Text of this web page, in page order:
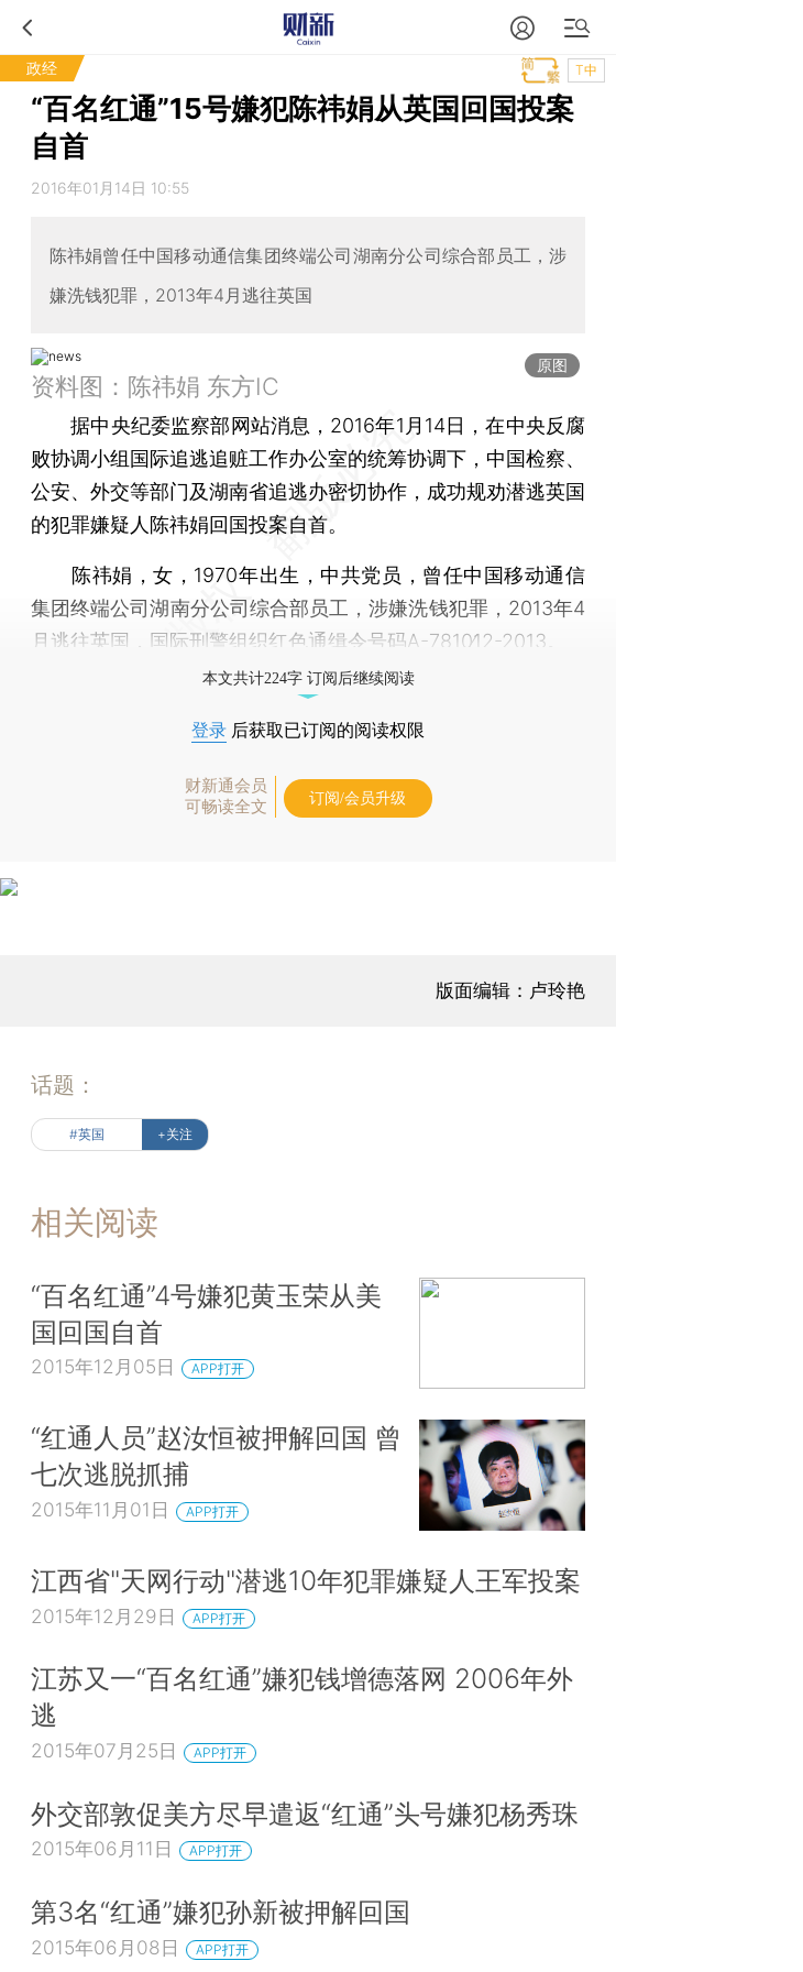
政经 T中
“百名红通”15号嫌犯陈祎娟从英国回国投案
自首
2016年01月14日 10:55
陈祎娟曾任中国移动通信集团终端公司湖南分公司综合部员工，涉
嫌洗钱犯罪，2013年4月逃往英国
原图
资料图：陈祎娟 东方IC
据中央纪委监察部网站消息，2016年1月14日，在中央反腐
败协调小组国际追逃追赃工作办公室的统筹协调下，中国检察、
公安、外交等部门及湖南省追逃办密切协作，成功规劝潜逃英国
的犯罪嫌疑人陈祎娟回国投案自首。
陈祎娟，女，1970年出生，中共党员，曾任中国移动通信
集团终端公司湖南分公司综合部员工，涉嫌洗钱犯罪，2013年4
月逃往英国，国际刑警组织红色通缉令号码A-7810∕12-2013。
本文共计224字 订阅后继续阅读
登录 后获取已订阅的阅读权限
财新通会员
可畅读全文
订阅/会员升级
版面编辑：卢玲艳
话题：
#英国 +关注
相关阅读
“百名红通”4号嫌犯黄玉荣从美
国回国自首
2015年12月05日 APP打开
“红通人员”赵汝恒被押解回国 曾
七次逃脱抓捕
2015年11月01日 APP打开
江西省"天网行动"潜逃10年犯罪嫌疑人王军投案
2015年12月29日 APP打开
江苏又一“百名红通”嫌犯钱增德落网 2006年外
逃
2015年07月25日 APP打开
外交部敦促美方尽早遣返“红通”头号嫌犯杨秀珠
2015年06月11日 APP打开
第3名“红通”嫌犯孙新被押解回国
2015年06月08日 APP打开